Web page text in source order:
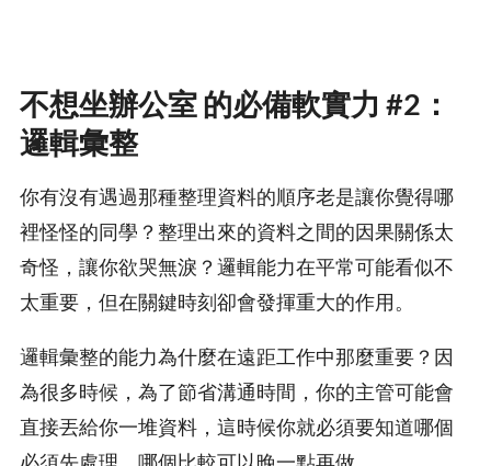
不想坐辦公室 的必備軟實力 #2：
邏輯彙整
你有沒有遇過那種整理資料的順序老是讓你覺得哪
裡怪怪的同學？整理出來的資料之間的因果關係太
奇怪，讓你欲哭無淚？邏輯能力在平常可能看似不
太重要，但在關鍵時刻卻會發揮重大的作用。
邏輯彙整的能力為什麼在遠距工作中那麼重要？因
為很多時候，為了節省溝通時間，你的主管可能會
直接丟給你一堆資料，這時候你就必須要知道哪個